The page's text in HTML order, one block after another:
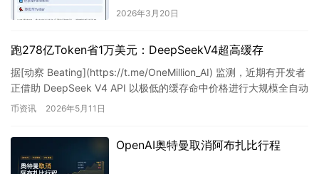
2026年3月20日
跑278亿Token省1万美元：DeepSeekV4超高缓存
据[动察 Beating](https://t.me/OneMillion_AI) 监测，近期有开发者
正借助 DeepSeek V4 API 以极低的缓存命中价格进行大规模全自动
编…
币资讯 2026年5月11日
OpenAI奥特曼取消阿布扎比行程